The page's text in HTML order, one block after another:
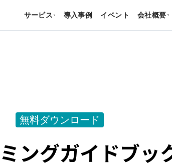
サービス › 導入事例 イベント 会社概要›
無料ダウンロード
ングガイドブッ